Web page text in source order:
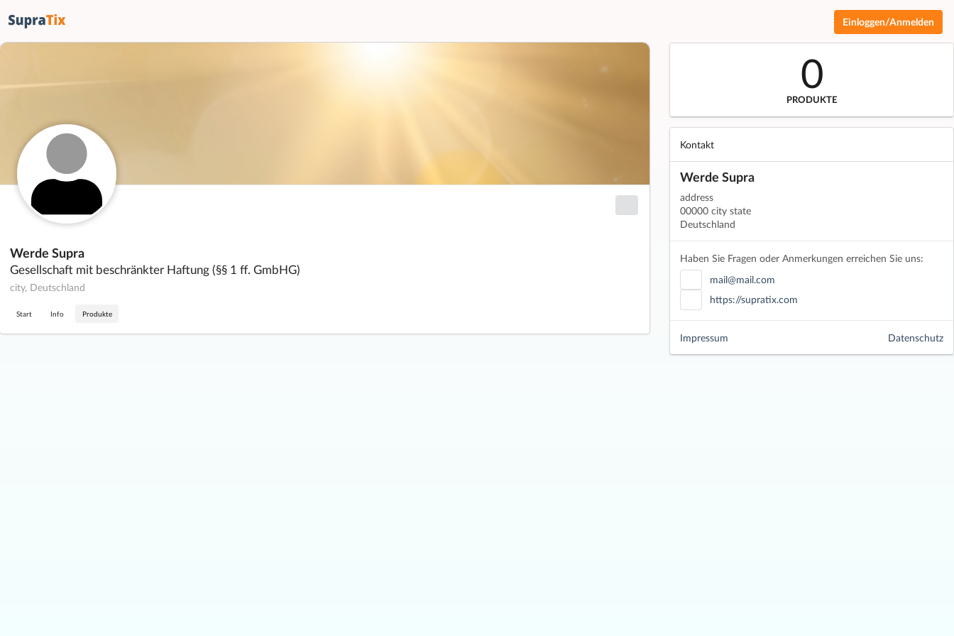
Einloggen/Anmelden
Werde Supra
Gesellschaft mit beschränkter Haftung (§§ 1 ff. GmbHG)
city, Deutschland
Start Info Produkte
0
PRODUKTE
Kontakt
Werde Supra
address
00000 city state
Deutschland
Haben Sie Fragen oder Anmerkungen erreichen Sie uns:
mail@mail.com
https://supratix.com
Datenschutz
Impressum